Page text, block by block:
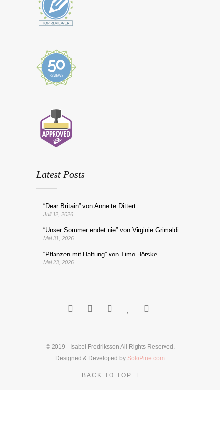
Latest Posts
“Dear Britain” von Annette Dittert
Juli 12, 2026
“Unser Sommer endet nie” von Virginie Grimaldi
Mai 31, 2026
“Pflanzen mit Haltung” von Timo Hörske
Mai 23, 2026
© 2019 - Isabel Fredriksson All Rights Reserved.
Designed & Developed by SoloPine.com
BACK TO TOP